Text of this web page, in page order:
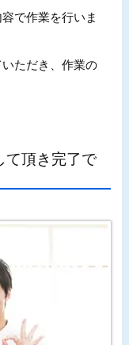
で作業を行いま
ただき、作業の
て頂き完了で